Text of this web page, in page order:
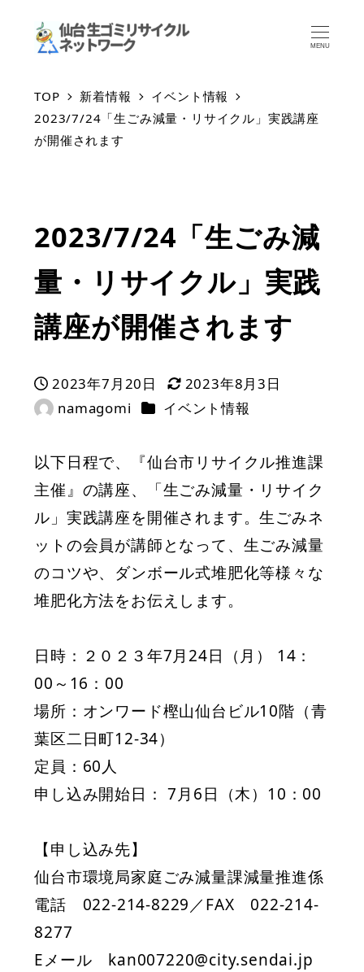
MENU
TOP 新着情報
イベント情報
2023/7/24「生ごみ減量・リサイクル」実践講座
が開催されます
2023/7/24「生ごみ減
量・リサイクル」実践
講座が開催されます
投稿日
2023年7月20日
更新日
2023年8月3日
著
namagomi カテゴリー
イベント情報
以下日程で、『仙台市リサイクル推進課
主催』の講座、「生ごみ減量・リサイク
ル」実践講座を開催されます。生ごみネ
ットの会員が講師となって、生ごみ減量
のコツや、ダンボール式堆肥化等様々な
堆肥化方法をお伝えします。
日時：２０２３年7月24日（月） 14：
00～16：00
場所：オンワード樫山仙台ビル10階（青
葉区二日町12-34）
定員：60人
申し込み開始日： 7月6日（木）10：00
【申し込み先】
仙台市環境局家庭ごみ減量課減量推進係
電話 022-214-8229／FAX 022-214-
8277
Eメール kan007220@city.sendai.jp